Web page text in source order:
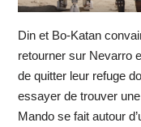
Din et Bo-Katan
retourner sur Nevarro
de quitter leur refuge
essayer de trouver
Mando se fait autour